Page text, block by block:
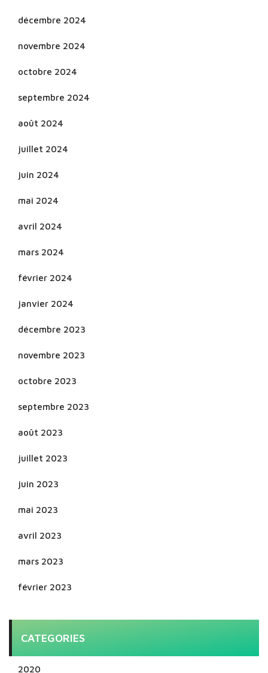
décembre 2024
novembre 2024
octobre 2024
septembre 2024
août 2024
juillet 2024
juin 2024
mai 2024
avril 2024
mars 2024
février 2024
janvier 2024
décembre 2023
novembre 2023
octobre 2023
septembre 2023
août 2023
juillet 2023
juin 2023
mai 2023
avril 2023
mars 2023
février 2023
CATEGORIES
2020